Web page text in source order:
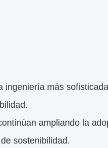
ingeniería más
ampliando la
sostenibilidad.